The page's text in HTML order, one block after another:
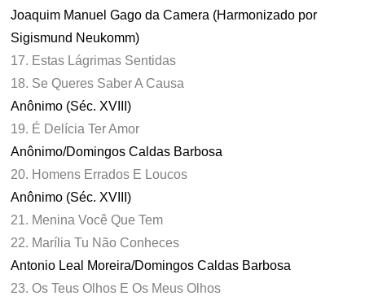
Joaquim Manuel Gago da Camera (Harmonizado por
Sigismund Neukomm)
17. Estas Lágrimas Sentidas
18. Se Queres Saber A Causa
Anônimo (Séc. XVIII)
19. É Delícia Ter Amor
Anônimo/Domingos Caldas Barbosa
20. Homens Errados E Loucos
Anônimo (Séc. XVIII)
21. Menina Você Que Tem
22. Marília Tu Não Conheces
Antonio Leal Moreira/Domingos Caldas Barbosa
23. Os Teus Olhos E Os Meus Olhos